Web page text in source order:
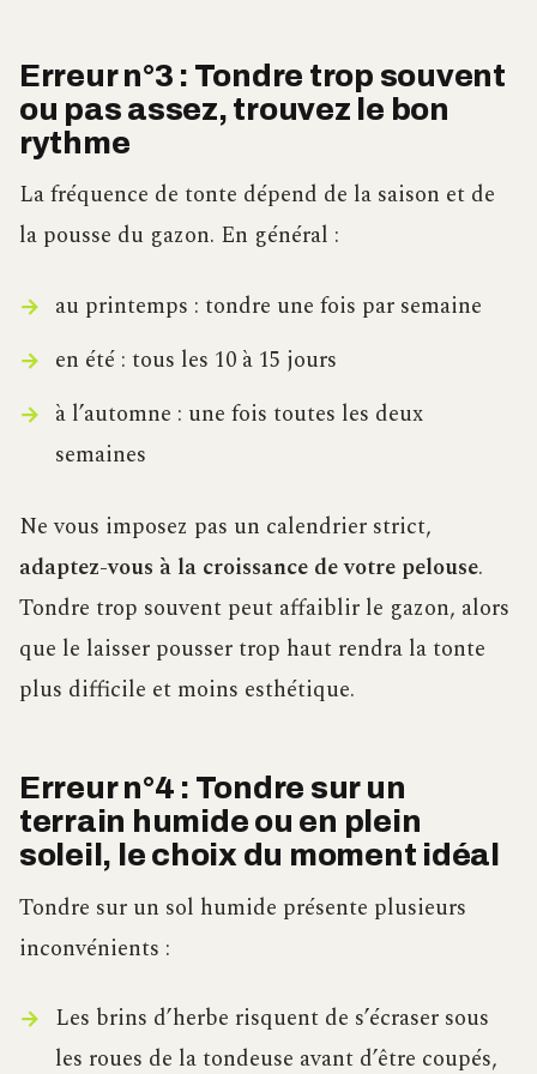
Erreur n°3 : Tondre trop souvent
ou pas assez, trouvez le bon
rythme
La fréquence de tonte dépend de la saison et de
la pousse du gazon. En général :
au printemps : tondre une fois par semaine
en été : tous les 10 à 15 jours
à l’automne : une fois toutes les deux
semaines
Ne vous imposez pas un calendrier strict,
adaptez-vous à la croissance de votre pelouse.
Tondre trop souvent peut affaiblir le gazon, alors
que le laisser pousser trop haut rendra la tonte
plus difficile et moins esthétique.
Erreur n°4 : Tondre sur un
terrain humide ou en plein
soleil, le choix du moment idéal
Tondre sur un sol humide présente plusieurs
inconvénients :
Les brins d’herbe risquent de s’écraser sous
les roues de la tondeuse avant d’être coupés,